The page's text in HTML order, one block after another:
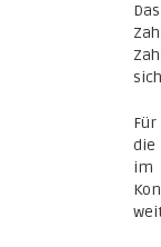
die
im